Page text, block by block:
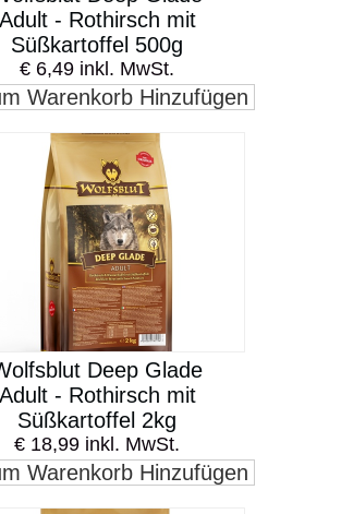
Adult - Rothirsch mit
Süßkartoffel 500g
€ 6,49 inkl. MwSt.
Warenkorb Hinzufügen
Deep Glade
Adult - Rothirsch mit
Süßkartoffel 2kg
€ 18,99 inkl. MwSt.
Warenkorb Hinzufügen